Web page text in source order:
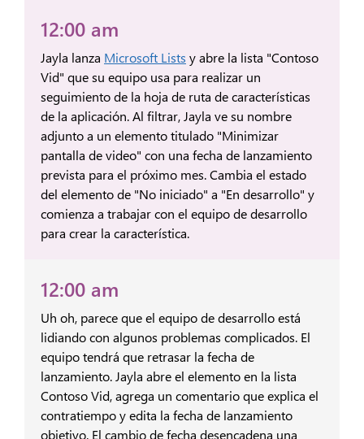
12:00 am
Jayla lanza Microsoft Lists y abre la lista "Contoso
Vid" que su equipo usa para realizar un
seguimiento de la hoja de ruta de características
de la aplicación. Al filtrar, Jayla ve su nombre
adjunto a un elemento titulado "Minimizar
pantalla de video" con una fecha de lanzamiento
prevista para el próximo mes. Cambia el estado
del elemento de "No iniciado" a "En desarrollo" y
comienza a trabajar con el equipo de desarrollo
para crear la característica.
12:00 am
Uh oh, parece que el equipo de desarrollo está
lidiando con algunos problemas complicados. El
equipo tendrá que retrasar la fecha de
lanzamiento. Jayla abre el elemento en la lista
Contoso Vid, agrega un comentario que explica el
contratiempo y edita la fecha de lanzamiento
objetivo. El cambio de fecha desencadena una